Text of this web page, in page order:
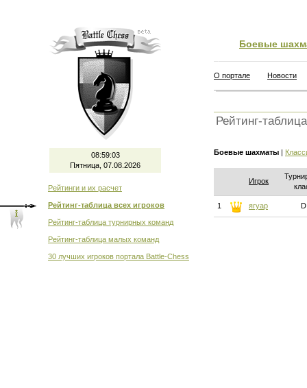
08:59:03
Пятница, 07.08.2026
Рейтинги и их расчет
Рейтинг-таблица всех игроков
Рейтинг-таблица турнирных команд
Рейтинг-таблица малых команд
30 лучших игроков портала Battle-Chess
Боевые
О портале Новости
Рейтинг-
Боевые шахматы |
Игрок
1 ягуар D